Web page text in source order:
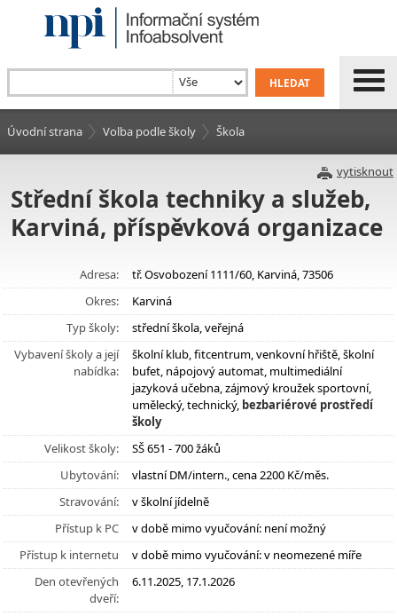
Úvodní strana Volba podle školy Škola
vytisknout
Střední škola techniky a služeb,
Karviná, příspěvková organizace
Adresa:
tř. Osvobození 1111/60, Karviná, 73506
Okres:
Karviná
Typ školy:
střední škola, veřejná
Vybavení školy a její
nabídka:
školní klub, fitcentrum, venkovní hřiště, školní
bufet, nápojový automat, multimediální
jazyková učebna, zájmový kroužek sportovní,
umělecký, technický, bezbariérové prostředí
školy
Velikost školy:
SŠ 651 - 700 žáků
Ubytování:
vlastní DM/intern., cena 2200 Kč/měs.
Stravování:
v školní jídelně
Přístup k PC
v době mimo vyučování: není možný
Přístup k internetu
v době mimo vyučování: v neomezené míře
Den otevřených
dveří:
6.11.2025, 17.1.2026